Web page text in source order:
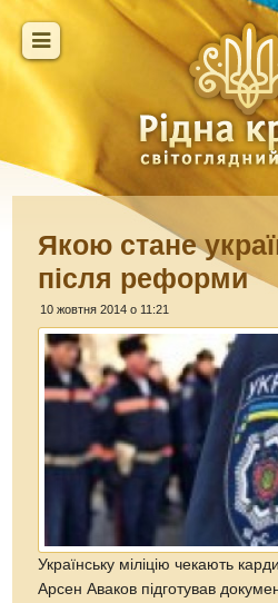
Якою стане
після реформи
10 жовтня 2014 о 11:21
Українську міліцію чекають
Арсен Аваков підготував